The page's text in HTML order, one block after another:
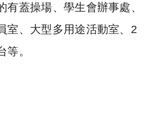
有蓋操場、學生會辦事處、
室、大型多用途活動室、2
等。